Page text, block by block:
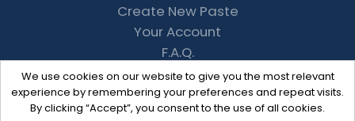
We use cookies on our website to give you the most relevant
experience by remembering your preferences and repeat visits.
By clicking “Accept”, you consent to the use of all cookies.
Create New Paste
Your Account
F.A.Q.
Recent
Contact